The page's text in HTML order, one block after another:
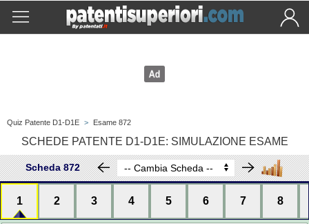
Quiz Patente D1-D1E > Esame 872
SCHEDE PATENTE D1-D1E: SIMULAZIONE ESAME
Scheda 872
1 2 3 4 5 6 7 8